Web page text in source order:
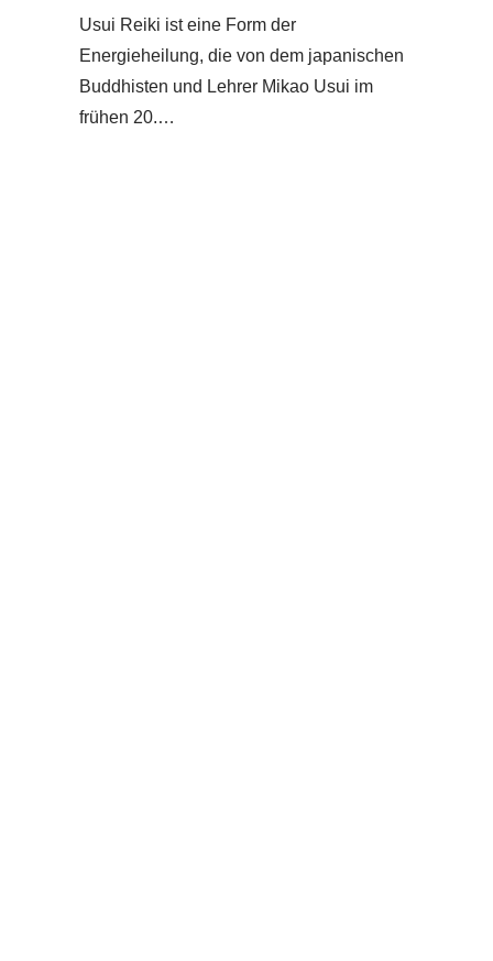
Usui Reiki ist eine Form der
Energieheilung, die von dem japanischen
Buddhisten und Lehrer Mikao Usui im
frühen 20.…